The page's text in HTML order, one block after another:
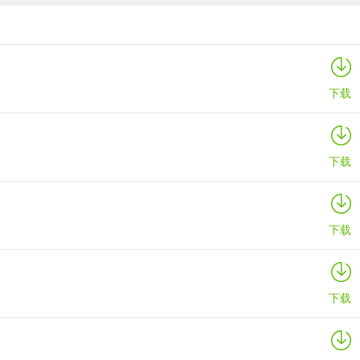
伯吉的温馨厨房手机版
下载
下载
下载
下载